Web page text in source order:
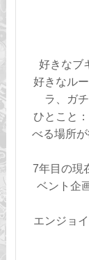
好きなブ
好きなル
ラ、ガ
ひとこと
べる場所
7年目の現
ベント企
エンジョ